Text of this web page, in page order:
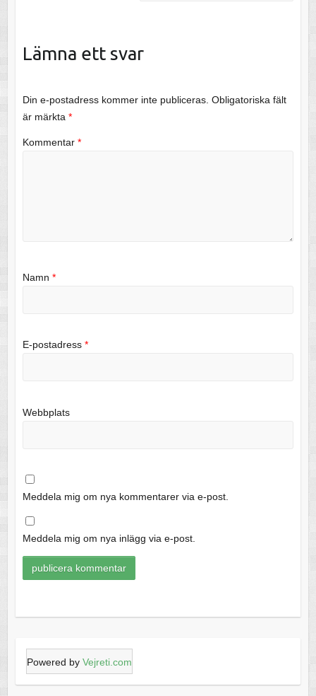
Lämna ett svar
Din e-postadress kommer inte publiceras. Obligatoriska fält
är märkta *
Kommentar *
Namn *
E-postadress *
Webbplats
Meddela mig om nya kommentarer via e-post.
Meddela mig om nya inlägg via e-post.
Powered by Vejreti.com